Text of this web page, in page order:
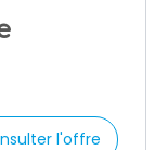
l'offre